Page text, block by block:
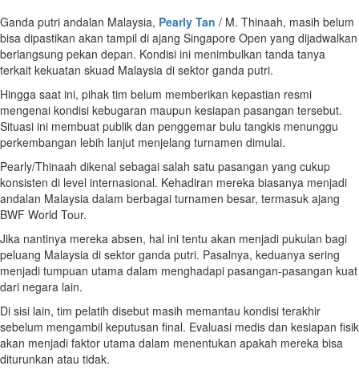
Ganda putri andalan Malaysia, Pearly Tan / M. Thinaah, masih belum
bisa dipastikan akan tampil di ajang Singapore Open yang dijadwalkan
berlangsung pekan depan. Kondisi ini menimbulkan tanda tanya
terkait kekuatan skuad Malaysia di sektor ganda putri.
Hingga saat ini, pihak tim belum memberikan kepastian resmi
mengenai kondisi kebugaran maupun kesiapan pasangan tersebut.
Situasi ini membuat publik dan penggemar bulu tangkis menunggu
perkembangan lebih lanjut menjelang turnamen dimulai.
Pearly/Thinaah dikenal sebagai salah satu pasangan yang cukup
konsisten di level internasional. Kehadiran mereka biasanya menjadi
andalan Malaysia dalam berbagai turnamen besar, termasuk ajang
BWF World Tour.
Jika nantinya mereka absen, hal ini tentu akan menjadi pukulan bagi
peluang Malaysia di sektor ganda putri. Pasalnya, keduanya sering
menjadi tumpuan utama dalam menghadapi pasangan-pasangan kuat
dari negara lain.
Di sisi lain, tim pelatih disebut masih memantau kondisi terakhir
sebelum mengambil keputusan final. Evaluasi medis dan kesiapan fisik
akan menjadi faktor utama dalam menentukan apakah mereka bisa
diturunkan atau tidak.